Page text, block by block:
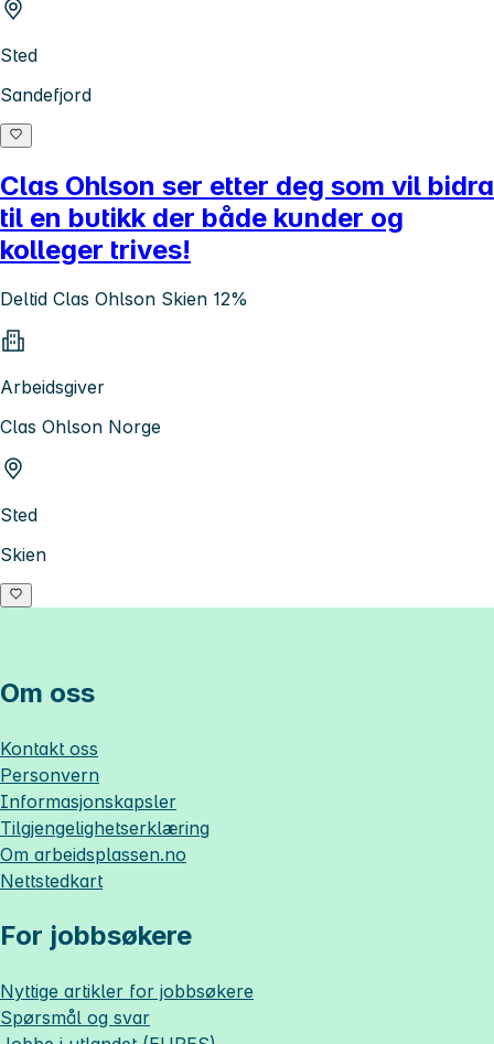
Sted
Sandefjord
Clas Ohlson ser etter deg som vil bidra
til en butikk der både kunder og
kolleger trives!
Deltid Clas Ohlson Skien 12%
Arbeidsgiver
Clas Ohlson Norge
Sted
Skien
Om oss
Kontakt oss
Personvern
Informasjonskapsler
Tilgjengelighetserklæring
Om arbeidsplassen.no
Nettstedkart
For jobbsøkere
Nyttige artikler for jobbsøkere
Spørsmål og svar